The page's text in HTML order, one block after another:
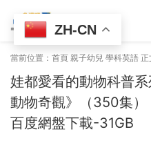
當前位置： 首頁 親子幼兒 學科英語 正
娃都愛看的動物科普
動物奇觀》（350集
百度網盤下載-31GB
ZH-CN